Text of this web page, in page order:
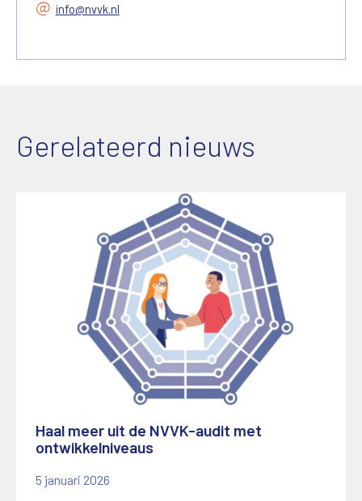
info@nvvk.nl
Gerelateerd nieuws
Haal meer uit de NVVK-audit met
ontwikkelniveaus
5 januari 2026